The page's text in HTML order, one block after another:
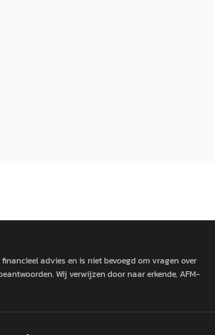
advies en is niet bevoegd om vragen over
Wij verwijzen door naar erkende, AFM-